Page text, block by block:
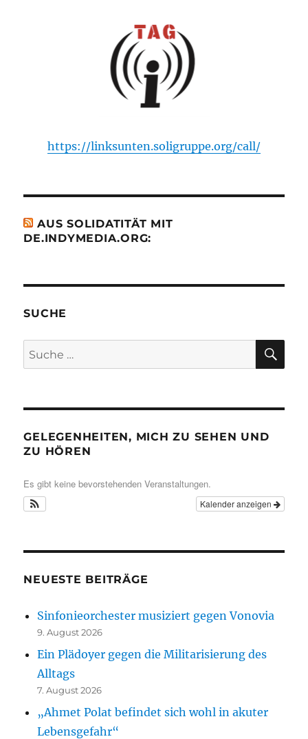
https://linksunten.soligruppe.org/call/
AUS SOLIDATITÄT MIT
DE.INDYMEDIA.ORG:
SUCHE
Suche
nach:
GELEGENHEITEN, MICH ZU SEHEN UND
ZU HÖREN
Es gibt keine bevorstehenden Veranstaltungen.
Kalender anzeigen
NEUESTE BEITRÄGE
Sinfonieorchester musiziert gegen Vonovia
9. August 2026
Ein Plädoyer gegen die Militarisierung des
Alltags
7. August 2026
„Ahmet Polat befindet sich wohl in akuter
Lebensgefahr“